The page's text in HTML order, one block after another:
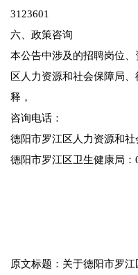
3123601
六、政策咨询
本公告中涉及的招聘岗位
区人力资源和社会保障局
释，
咨询电话：
德阳市罗江区人力资源和
德阳市罗江区卫生健康局：
原文标题：关于德阳市罗